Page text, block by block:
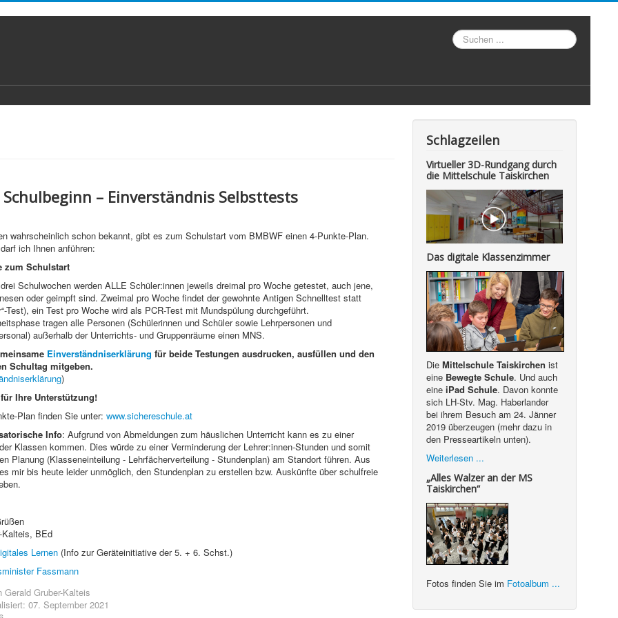
Suche
– Einverständnis Selbsttests
wahrscheinlich schon bekannt, gibt es zum Schulstart vom BMBWF einen 4-Punkte-Plan.
ich Ihnen anführen:
zum Schulstart
Schulwochen werden ALLE Schüler:innen jeweils dreimal pro Woche getestet, auch jene,
oder geimpft sind. Zweimal pro Woche findet der gewohnte Antigen Schnelltest statt
Test), ein Test pro Woche wird als PCR-Test mit Mundspülung durchgeführt.
tragen alle Personen (Schülerinnen und Schüler sowie Lehrpersonen und
außerhalb der Unterrichts- und Gruppenräume einen MNS.
Einverständniserklärung für beide Testungen ausdrucken, ausfüllen und den
Schultag mitgeben.
)
Ihre Unterstützung!
Plan finden Sie unter: www.sichereschule.at
Info: Aufgrund von Abmeldungen zum häuslichen Unterricht kann es zu einer
Klassen kommen. Dies würde zu einer Verminderung der Lehrer:innen-Stunden und somit
Planung (Klasseneinteilung - Lehrfächerverteilung - Stundenplan) am Standort führen. Aus
mir bis heute leider unmöglich, den Stundenplan zu erstellen bzw. Auskünfte über schulfreie
Kalteis, BEd
Lernen(Info zur Geräteinitiative der 5. + 6. Schst.)
Fassmann
Gerald Gruber-Kalteis
07. September 2021
Schlagzeilen
Virtueller 3D-Rundgang durch
die Mittelschule Taiskirchen
Das digitale Klassenzimmer
DieMittelschule Taiskirchen ist
eine Bewegte Schule. Und auch
eineiPad Schule. Davon konnte
sich LH-Stv. Mag. Haberlander
bei ihrem Besuch am 24. Jänner
2019 überzeugen (mehr dazu in
den Presseartikeln unten).
Weiterlesen ...
„Alles Walzer an der MS
Taiskirchen“
Fotos finden Sie im Fotoalbum ...